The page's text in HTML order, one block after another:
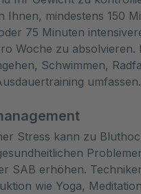
Ihnen, mindestens 150
75 Minuten
Woche zu absolvieren.
Schwimmen,
umfassen.
Stress kann zu
SAB erhöhen.
wie Yoga,